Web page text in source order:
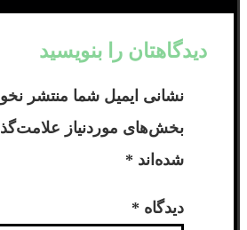
دیدگاهتان را بنویسید
نشانی ایمیل شما منتشر
بخش‌های موردنیاز
شده‌اند *
دیدگاه *